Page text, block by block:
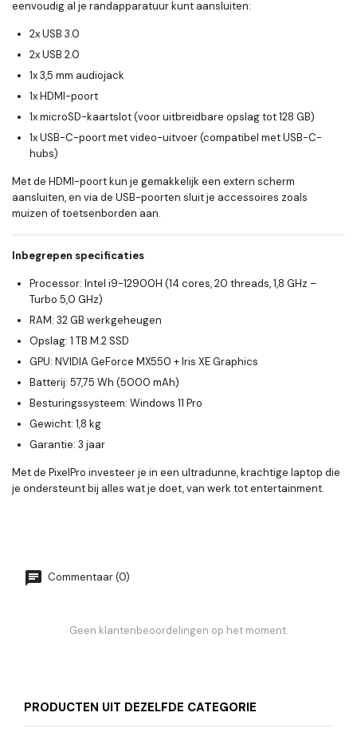
eenvoudig al je randapparatuur kunt aansluiten:
2x USB 3.0
2x USB 2.0
1x 3,5 mm audiojack
1x HDMI-poort
1x microSD-kaartslot (voor uitbreidbare opslag tot 128 GB)
1x USB-C-poort met video-uitvoer (compatibel met USB-C-
hubs)
Met de HDMI-poort kun je gemakkelijk een extern scherm
aansluiten, en via de USB-poorten sluit je accessoires zoals
muizen of toetsenborden aan.
Inbegrepen specificaties
Processor: Intel i9-12900H (14 cores, 20 threads, 1,8 GHz –
Turbo 5,0 GHz)
RAM: 32 GB werkgeheugen
Opslag: 1 TB M.2 SSD
GPU: NVIDIA GeForce MX550 + Iris XE Graphics
Batterij: 57,75 Wh (5000 mAh)
Besturingssysteem: Windows 11 Pro
Gewicht: 1,8 kg
Garantie: 3 jaar
Met de PixelPro investeer je in een ultradunne, krachtige laptop die
je ondersteunt bij alles wat je doet, van werk tot entertainment.
Commentaar (0)
Geen klantenbeoordelingen op het moment.
PRODUCTEN UIT DEZELFDE CATEGORIE